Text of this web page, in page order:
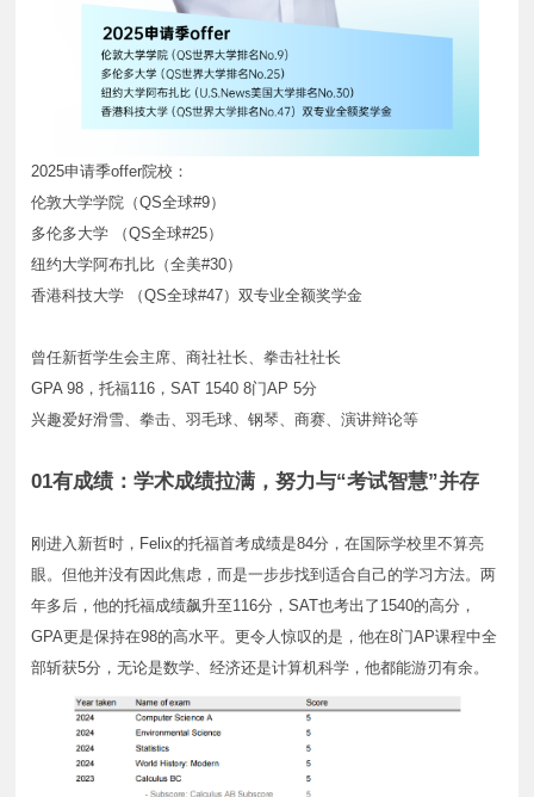
2025申请季offer院校：
伦敦大学学院（QS全球#9）
多伦多大学 （QS全球#25）
纽约大学阿布扎比（全美#30）
香港科技大学 （QS全球#47）双专业全额奖学金
曾任新哲学生会主席、商社社长、拳击社社长
GPA 98，托福116，SAT 1540 8门AP 5分
兴趣爱好滑雪、拳击、羽毛球、钢琴、商赛、演讲辩论等
01有成绩：学术成绩拉满，努力与“考试智慧”并存
刚进入新哲时，Felix的托福首考成绩是84分，在国际学校里不算亮
眼。但他并没有因此焦虑，而是一步步找到适合自己的学习方法。两
年多后，他的托福成绩飙升至116分，SAT也考出了1540的高分，
GPA更是保持在98的高水平。更令人惊叹的是，他在8门AP课程中全
部斩获5分，无论是数学、经济还是计算机科学，他都能游刃有余。